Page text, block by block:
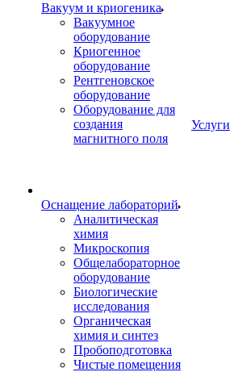
Вакуум и криогеника
Вакуумное
оборудование
Криогенное
оборудование
Рентгеновское
оборудование
Оборудование для
создания
магнитного поля
Оснащение лабораторий
Аналитическая
химия
Микроскопия
Общелабораторное
оборудование
Биологические
исследования
Органическая
химия и синтез
Пробоподготовка
Чистые помещения
Услуги